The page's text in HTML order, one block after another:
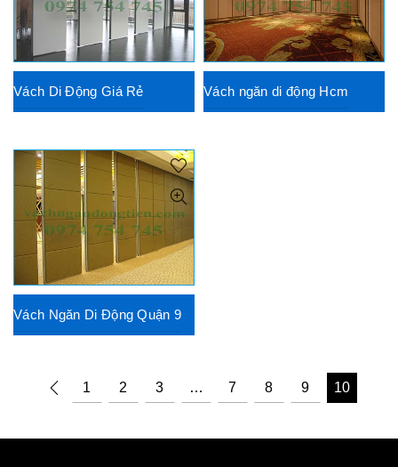
Vách Di Động Giá Rẻ Vách ngăn di động Hcm
Vách Ngăn Di Động Quận 9
1 2 3 … 7 8 9 10